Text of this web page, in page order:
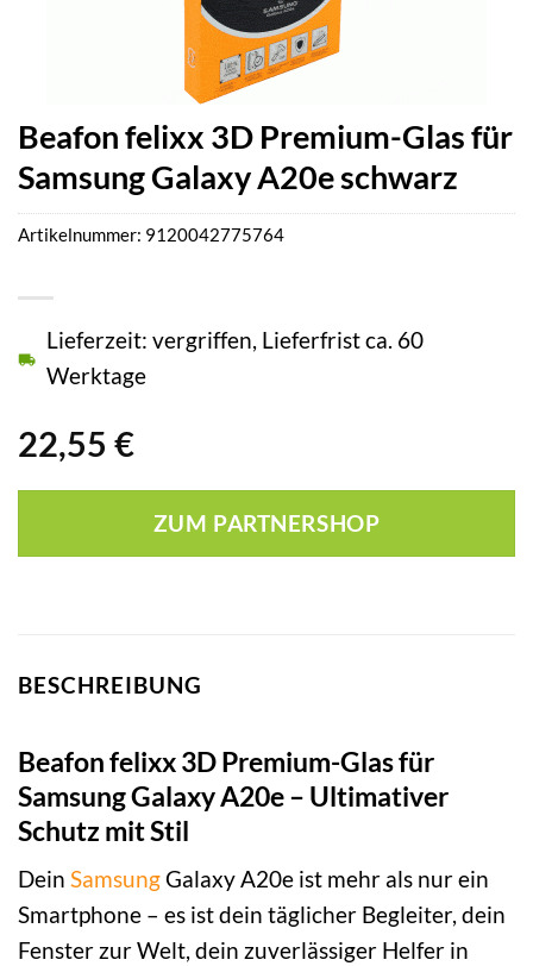
Beafon felixx 3D Premium-Glas für
Samsung Galaxy A20e schwarz
22,55 €
Lieferzeit: vergriffen, Lieferfrist ca. 60
Werktage
ZUM PARTNERSHOP
Artikelnummer: 9120042775764
BESCHREIBUNG
Beafon felixx 3D Premium-Glas für
Samsung Galaxy A20e – Ultimativer
Schutz mit Stil
Dein SamsungGalaxy A20e ist mehr als nur ein
Smartphone – es ist dein täglicher Begleiter, dein
Fenster zur Welt, dein zuverlässiger Helfer in